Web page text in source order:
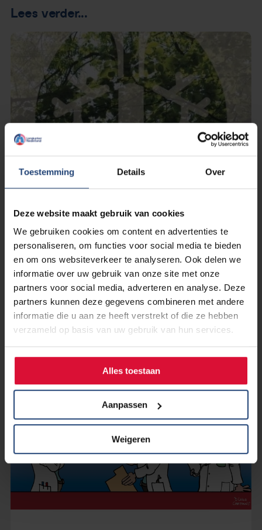
Toestemming Details Over
Deze website maakt gebruik van cookies
We gebruiken cookies om content en advertenties te
personaliseren, om functies voor social media te bieden
en om ons websiteverkeer te analyseren. Ook delen we
informatie over uw gebruik van onze site met onze
partners voor social media, adverteren en analyse. Deze
partners kunnen deze gegevens combineren met andere
informatie die u aan ze heeft verstrekt of die ze hebben
verzameld op basis van uw gebruik van hun services.
Alles toestaan
Aanpassen
Weigeren
Lees verder...
16 november 2021
Terugkijken: jaarbijeenkomst over
longkanker
Lees verder